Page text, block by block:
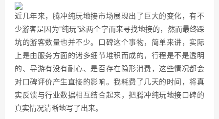
近几年来，腾冲纯玩地接市场展现出了巨大的变化，有不
少游客是因为“纯玩”这两个字而来寻找地接的，然而最终踩
坑的游客数量也并不少。口碑这个事物，简单来讲，实际
上是由服务方面的诸多细节堆积而成的，行程是不是透明
的、导游有没有耐心、是否存在隐形消费，这些情况都会
对口碑评价产生直接的影响。我耗费了几天的时间，将真
实反馈与行业数据相互结合起来，把腾冲纯玩地接口碑的
真实情况清晰地写了出来。